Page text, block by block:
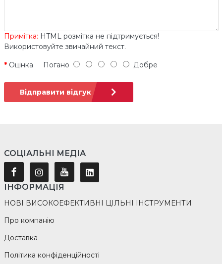
Примітка: HTML розмітка не підтримується!
Використовуйте звичайний текст.
Оцінка Погано Добре
Відправити відгук
СОЦІАЛЬНІ МЕДІА
ІНФОРМАЦІЯ
НОВІ ВИСОКОЕФЕКТИВНІ ЦІЛЬНІ ІНСТРУМЕНТИ
Про компанію
Доставка
Політика конфіденційності